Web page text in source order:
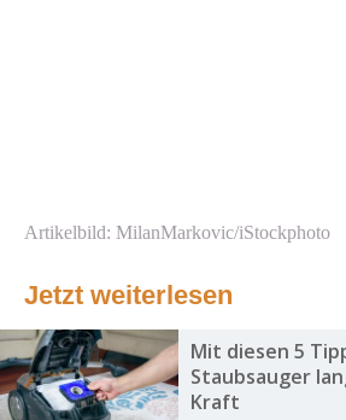
Artikelbild: MilanMarkovic/iStockphoto
Jetzt weiterlesen
Mit diesen 5
Staubsauger
Kraft